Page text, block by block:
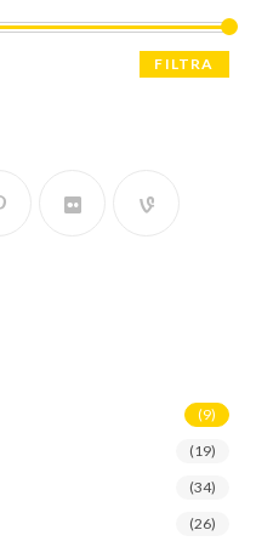
FILTRA
(9)
(19)
(34)
(26)